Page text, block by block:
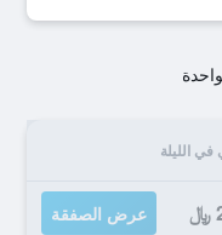
في الليلة
عرض الصفقة